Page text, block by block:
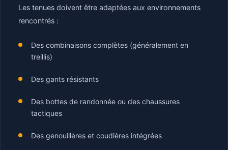
Les tenues doivent être adaptées aux environnements
rencontrés :
Des combinaisons complètes (généralement en
treillis)
Des gants résistants
Des bottes de randonnée ou des chaussures
tactiques
Des genouillères et coudières intégrées